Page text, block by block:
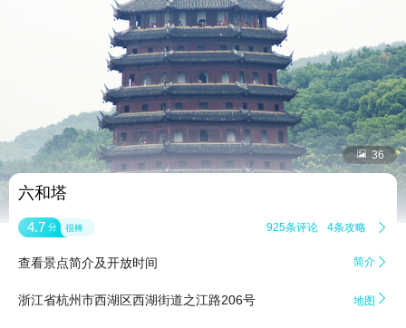
 36
六和塔
4.7 分 很棒 925条评论 4条攻略 
查看景点简介及开放时间 简介 
浙江省杭州市西湖区西湖街道之江路206号 地图 